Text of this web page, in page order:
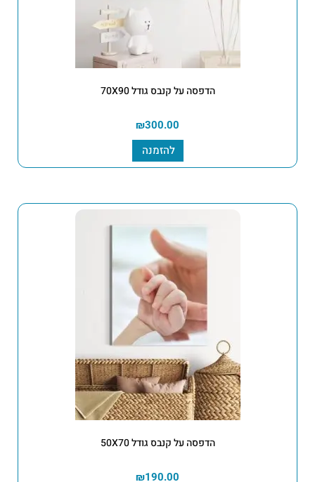
הדפסה על קנבס גודל 70X90
₪300.00
להזמנה
הדפסה על קנבס גודל 50X70
₪190.00